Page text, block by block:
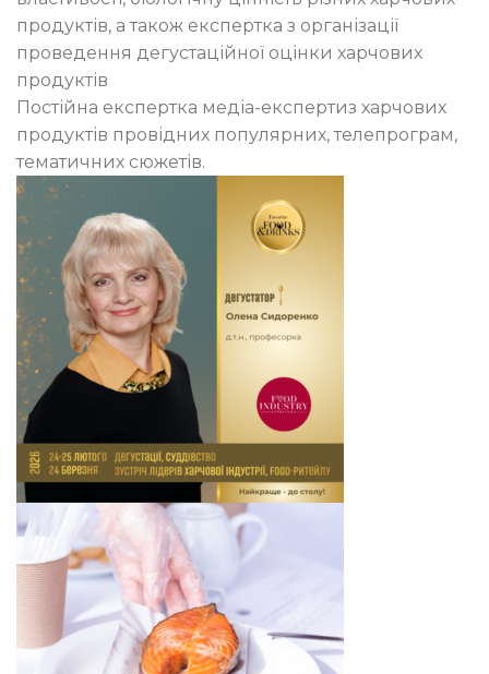
продуктів, а також експертка з організації
проведення дегустаційної оцінки харчових
продуктів
Постійна експертка медіа-експертиз харчових
продуктів провідних популярних, телепрограм,
тематичних сюжетів.